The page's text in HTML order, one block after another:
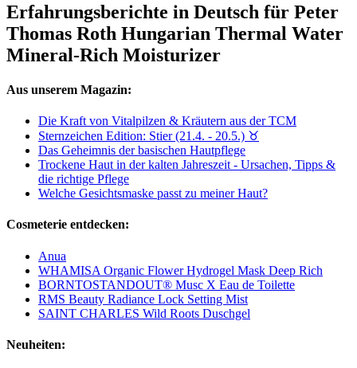
Erfahrungsberichte in Deutsch für Peter
Thomas Roth Hungarian Thermal Water
Mineral-Rich Moisturizer
Aus unserem Magazin:
Die Kraft von Vitalpilzen & Kräutern aus der TCM
Sternzeichen Edition: Stier (21.4. - 20.5.) ♉︎
Das Geheimnis der basischen Hautpflege
Trockene Haut in der kalten Jahreszeit - Ursachen, Tipps &
die richtige Pflege
Welche Gesichtsmaske passt zu meiner Haut?
Cosmeterie entdecken:
Anua
WHAMISA Organic Flower Hydrogel Mask Deep Rich
BORNTOSTANDOUT® Musc X Eau de Toilette
RMS Beauty Radiance Lock Setting Mist
SAINT CHARLES Wild Roots Duschgel
Neuheiten: